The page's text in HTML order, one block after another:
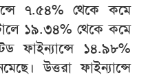
৭.৫৪% থেকে কমে
১৯.৩৪% থেকে কমে
ফাইন্যান্সে ১৪.৯৮%
উত্তরা ফাইন্যান্সে